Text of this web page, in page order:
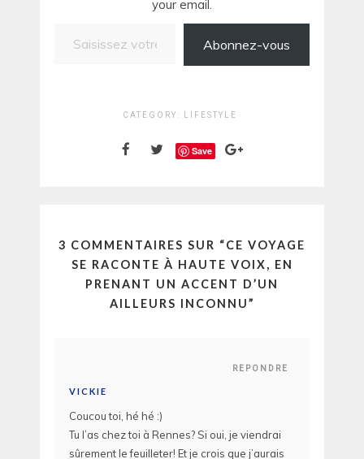
your email.
Abonnez-vous
CATEGORY: LIFESTYLE
Save
3 COMMENTAIRES SUR “CE VOYAGE
SE RACONTE À HAUTE VOIX, EN
PRENANT UN ACCENT D’UN
AILLEURS INCONNU”
REPONDRE
VICKIE
Coucou toi, hé hé :)
Tu l’as chez toi à Rennes? Si oui, je viendrai
sûrement le feuilleter! Et je crois que j’aurais